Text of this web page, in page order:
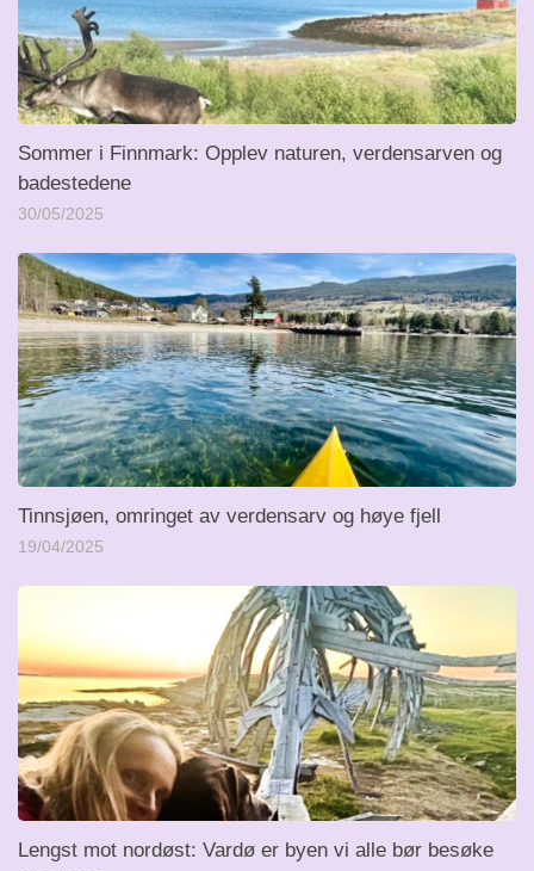
Sommer i Finnmark: Opplev naturen, verdensarven og
badestedene
30/05/2025
Tinnsjøen, omringet av verdensarv og høye fjell
19/04/2025
Lengst mot nordøst: Vardø er byen vi alle bør besøke